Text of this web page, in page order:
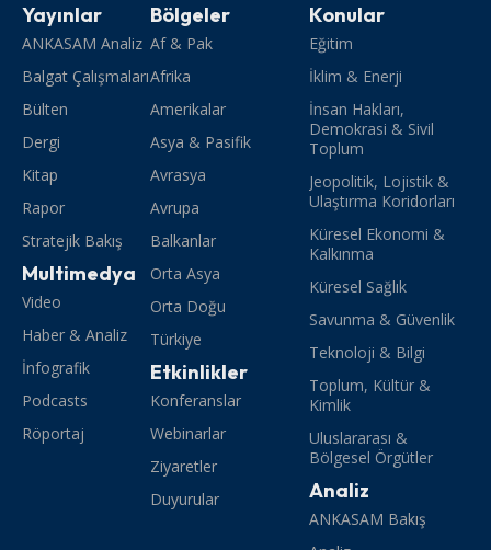
Yayınlar
ANKASAM Analiz
Balgat Çalışmaları
Bülten
Dergi
Kitap
Rapor
Stratejik Bakış
Multimedya
Video
Haber & Analiz
İnfografik
Podcasts
Röportaj
Bölgeler
Af & Pak
Afrika
Amerikalar
Asya & Pasifik
Avrasya
Avrupa
Balkanlar
Orta Asya
Orta Doğu
Türkiye
Etkinlikler
Konferanslar
Webinarlar
Ziyaretler
Duyurular
Konular
Eğitim
İklim & Enerji
İnsan Hakları,
Demokrasi & Sivil
Toplum
Jeopolitik, Lojistik &
Ulaştırma Koridorları
Küresel Ekonomi &
Kalkınma
Küresel Sağlık
Savunma & Güvenlik
Teknoloji & Bilgi
Toplum, Kültür &
Kimlik
Uluslararası &
Bölgesel Örgütler
Analiz
ANKASAM Bakış